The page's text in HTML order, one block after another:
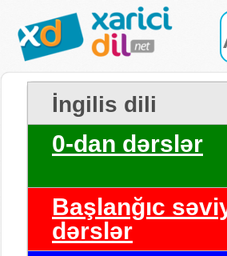
İngilis dili
0-dan dərslər
Başlanğıc
dərslər